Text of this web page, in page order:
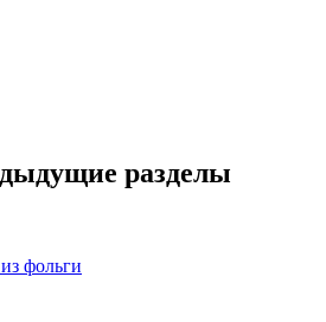
разделы
фольги